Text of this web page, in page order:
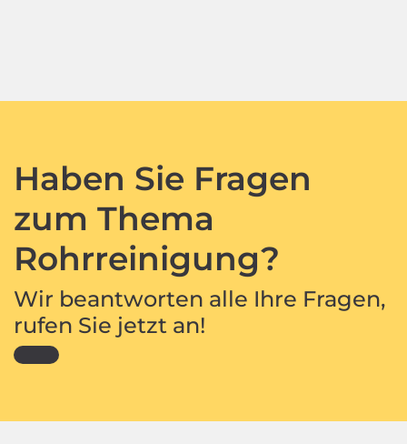
Haben Sie Fragen
zum Thema
Rohrreinigung?
Wir beantworten alle Ihre Fragen,
rufen Sie jetzt an!